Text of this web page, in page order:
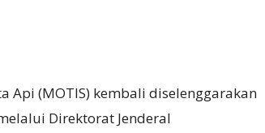
Api (MOTIS) kembali diselenggarakan
Direktorat Jenderal